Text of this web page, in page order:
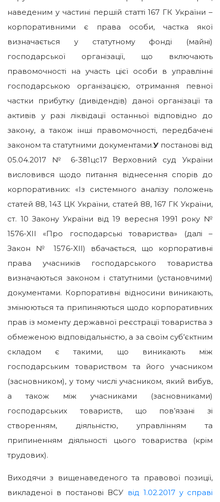
наведеним у частині першій статті 167 ГК України –
корпоративними є права особи, частка якої
визначається у статутному фонді (майні)
господарської організації, що включають
правомочності на участь цієї особи в управлінні
господарською організацією, отримання певної
частки прибутку (дивідендів) даної організації та
активів у разі ліквідації останньої відповідно до
закону, а також інші правомочності, передбачені
законом та статутними документами.Упостанові від
05.04.2017 № 6-381цс17 Верховний суд України
висловився щодо питання віднесення спорів до
корпоративних: «Із системного аналізу положень
статей 88, 143 ЦК України, статей 88, 167 ГК України,
ст. 10 Закону України від 19 вересня 1991 року №
1576-XII «Про господарські товариства» (далі –
Закон № 1576-XII) вбачається, що корпоративні
права учасників господарського товариства
визначаються законом і статутними (установчими)
документами. Корпоративні відносини виникають,
змінюються та припиняються щодо корпоративних
прав із моменту державної реєстрації товариства з
обмеженою відповідальністю, а за своїм суб’єктним
складом є такими, що виникають між
господарським товариством та його учасником
(засновником), у тому числі учасником, який вибув,
а також між учасниками (засновниками)
господарських товариств, що пов’язані зі
створенням, діяльністю, управлінням та
припиненням діяльності цього товариства (крім
трудових).
Виходячи з вищенаведеного та правової позиції,
викладеної в постанові ВСУ від 1.02.2017 у справі